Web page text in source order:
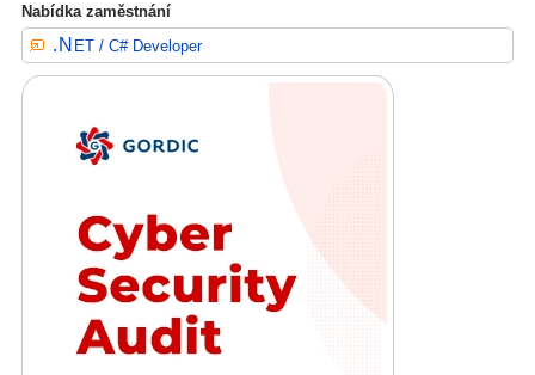
Nabídka zaměstnání
.NET / C# Developer